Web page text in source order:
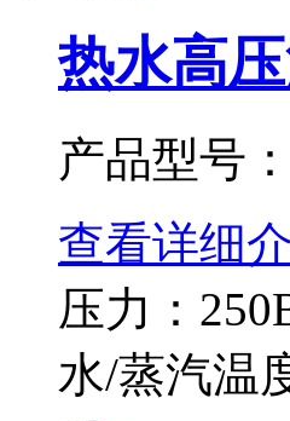
热水高
产品型号
查看详细
压力：
水/蒸汽温